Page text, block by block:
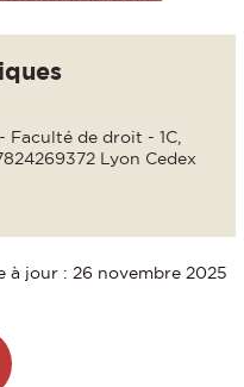
Faculté de droit - 1C,
Lyon Cedex
à jour : 26 novembre 2025